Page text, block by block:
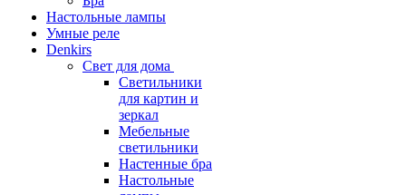
Настольные лампы
Умные реле
Denkirs
Свет для дома
Светильники
для картин и
зеркал
Мебельные
светильники
Настенные бра
Настольные